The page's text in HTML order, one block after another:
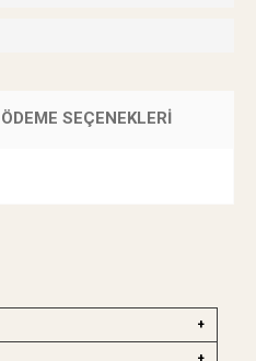
ÖDEME SEÇENEKLERI